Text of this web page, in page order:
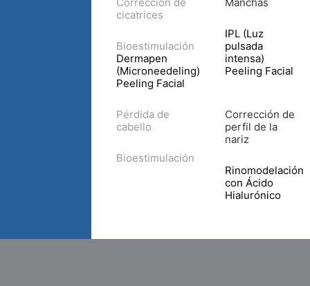
cicatrices
Bioestimulación
Dermapen
(Microneedeling)
Peeling Facial
IPL (Luz
pulsada
intensa)
Peeling Facial
Pérdida de
cabello
Bioestimulación
Corrección de
perfil de la
nariz
Rinomodelación
con Ácido
Hialurónico